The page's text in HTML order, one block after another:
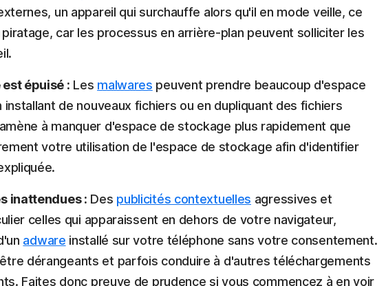
un appareil qui surchauffe alors qu'il en mode veille, ce
car les processus en arrière-plan peuvent solliciter les
épuisé : Les malwares peuvent prendre beaucoup d'espace
de nouveaux fichiers ou en dupliquant des fichiers
à manquer d'espace de stockage plus rapidement que
votre utilisation de l'espace de stockage afin d'identifier
inattendues : Des publicités contextuelles agressives et
celles qui apparaissent en dehors de votre navigateur,
adware installé sur votre téléphone sans votre consentement.
dérangeants et parfois conduire à d'autres téléchargements
Faites donc preuve de prudence si vous commencez à en voir